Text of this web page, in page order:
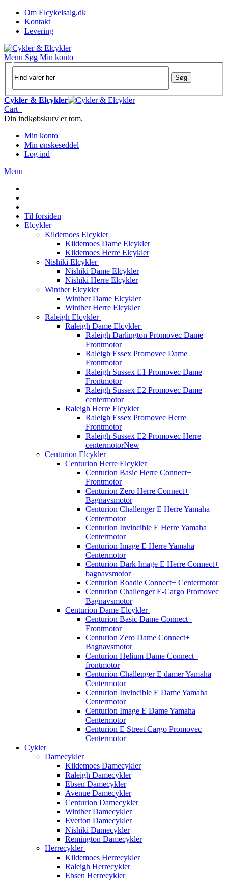
Om Elcykelsalg.dk
Kontakt
Levering
Menu Søg Min konto
Søg
Cykler & Elcykler
Cart
Din indkøbskurv er tom.
Min konto
Min ønskeseddel
Log ind
Menu
Til forsiden
Elcykler
Kildemoes Elcykler
Kildemoes Dame Elcykler
Kildemoes Herre Elcykler
Nishiki Elcykler
Nishiki Dame Elcykler
Nishiki Herre Elcykler
Winther Elcykler
Winther Dame Elcykler
Winther Herre Elcykler
Raleigh Elcykler
Raleigh Dame Elcykler
Raleigh Darlington Promovec Dame
Frontmotor
Raleigh Essex Promovec Dame
Frontmotor
Raleigh Sussex E1 Promovec Dame
Frontmotor
Raleigh Sussex E2 Promovec Dame
centermotor
Raleigh Herre Elcykler
Raleigh Essex Promovec Herre
Frontmotor
Raleigh Sussex E2 Promovec Herre
centermotorNew
Centurion Elcykler
Centurion Herre Elcykler
Centurion Basic Herre Connect+
Frontmotor
Centurion Zero Herre Connect+
Bagnavsmotor
Centurion Challenger E Herre Yamaha
Centermotor
Centurion Invincible E Herre Yamaha
Centermotor
Centurion Image E Herre Yamaha
Centermotor
Centurion Dark Image E Herre Connect+
bagnavsmotor
Centurion Roadie Connect+ Centermotor
Centurion Challenger E-Cargo Promovec
Bagnavsmotor
Centurion Dame Elcykler
Centurion Basic Dame Connect+
Frontmotor
Centurion Zero Dame Connect+
Bagnavsmotor
Centurion Helium Dame Connect+
frontmotor
Centurion Challenger E damer Yamaha
Centermotor
Centurion Invincible E Dame Yamaha
Centermotor
Centurion Image E Dame Yamaha
Centermotor
Centurion E Street Cargo Promovec
Centermotor
Cykler
Damecykler
Kildemoes Damecykler
Raleigh Damecykler
Ebsen Damecykler
Avenue Damecykler
Centurion Damecykler
Winther Damecykler
Everton Damecykler
Nishiki Damecykler
Remington Damecykler
Herrecykler
Kildemoes Herrecykler
Raleigh Herrecykler
Ebsen Herrecykler